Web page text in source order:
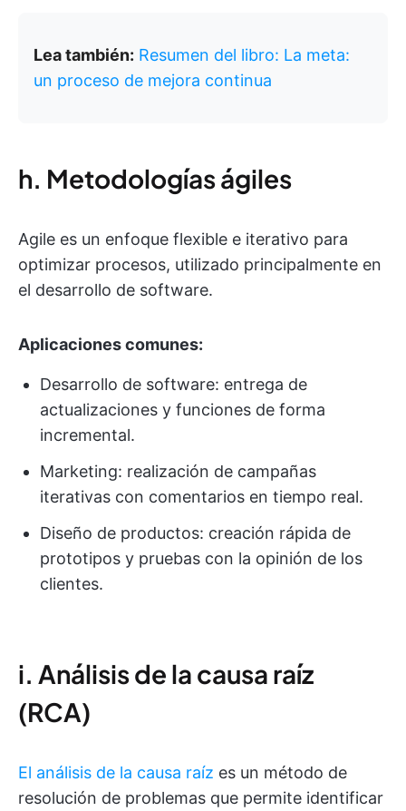
Lea también: Resumen del libro: La meta:
un proceso de mejora continua
h. Metodologías ágiles
Agile es un enfoque flexible e iterativo para
optimizar procesos, utilizado principalmente en
el desarrollo de software.
Aplicaciones comunes:
Desarrollo de software: entrega de
actualizaciones y funciones de forma
incremental.
Marketing: realización de campañas
iterativas con comentarios en tiempo real.
Diseño de productos: creación rápida de
prototipos y pruebas con la opinión de los
clientes.
i. Análisis de la causa raíz
(RCA)
El análisis de la causa raíz es un método de
resolución de problemas que permite identificar